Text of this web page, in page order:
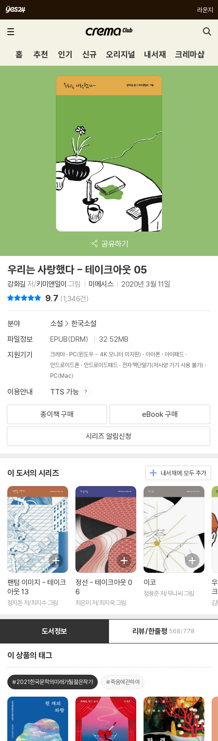
라운지
홈 추천 인기 신규 오리지널 내서재 크레마샵
공유하기
우리는 사랑했다 - 테이크아웃 05
강화길 저/키미앤일이 그림 미메시스 2020년 3월 11일
9.7 (1,346건)
분야 소설 > 한국소설
파일정보
EPUB(DRM)
32.52MB
지원기기
크레마 PC(윈도우 - 4K 모니터 미지원) 아이폰
아이패드
안드로이드폰
안드로이드패드
전자책단말기(저사양 기기 사용 불가)
PC(Mac)
이용안내 TTS 가능
종이책 구매 eBook 구매
시리즈 알림신청
이 도서의 시리즈 내서재에 모두 추가
팬텀 이미지 - 테이크
아웃 13
정지돈 저/최지수 그림
정선 - 테이크아웃 0
6
최은미 저/최지욱 그림
이코
정용준 저/무나씨 그림
도서정보 리뷰/한줄평 568/778
이 상품의 태그
#2021한국문학의미래가될젊은작가 #죽음에관하여